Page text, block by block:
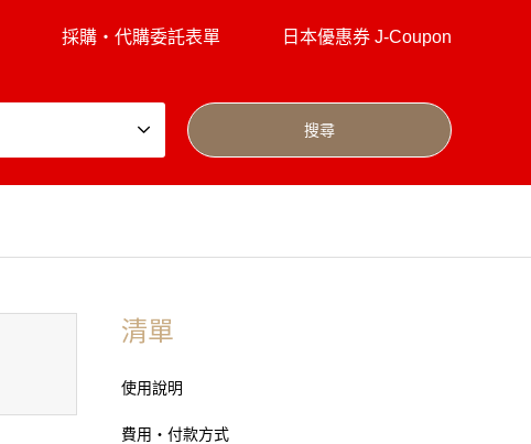
採購・代購委託表單 日本優惠券 J-Coupon
清單
使用說明
費用・付款方式